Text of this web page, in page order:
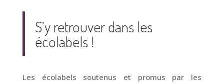
S’y retrouver dans les
écolabels !
Les écolabels soutenus et promus par les